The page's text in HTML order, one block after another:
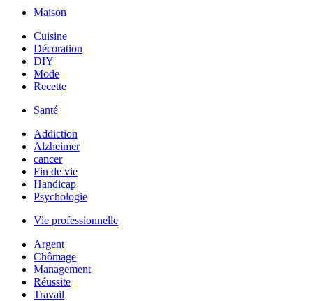
Maison
Cuisine
Décoration
DIY
Mode
Recette
Santé
Addiction
Alzheimer
cancer
Fin de vie
Handicap
Psychologie
Vie professionnelle
Argent
Chômage
Management
Réussite
Travail